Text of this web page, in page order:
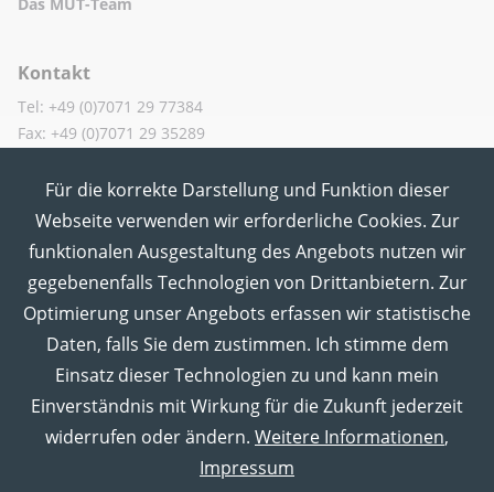
Kontakt
Tel: +49 (0)7071 29 77384
Fax: +49 (0)7071 29 35289
MUT in den Sozialen Medien
Für die korrekte Darstellung und Funktion dieser
Webseite verwenden wir erforderliche Cookies. Zur
funktionalen Ausgestaltung des Angebots nutzen wir
gegebenenfalls Technologien von Drittanbietern. Zur
Optimierung unser Angebots erfassen wir statistische
Daten, falls Sie dem zustimmen. Ich stimme dem
Einsatz dieser Technologien zu und kann mein
Einverständnis mit Wirkung für die Zukunft jederzeit
widerrufen oder ändern. Weitere Informationen,
Impressum